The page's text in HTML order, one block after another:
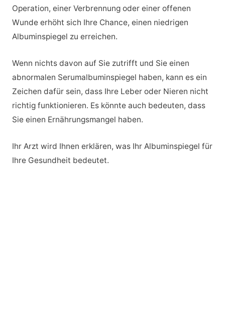
Operation, einer Verbrennung oder einer offenen
Wunde erhöht sich Ihre Chance, einen niedrigen
Albuminspiegel zu erreichen.
Wenn nichts davon auf Sie zutrifft und Sie einen
abnormalen Serumalbuminspiegel haben, kann es ein
Zeichen dafür sein, dass Ihre Leber oder Nieren nicht
richtig funktionieren. Es könnte auch bedeuten, dass
Sie einen Ernährungsmangel haben.
Ihr Arzt wird Ihnen erklären, was Ihr Albuminspiegel für
Ihre Gesundheit bedeutet.